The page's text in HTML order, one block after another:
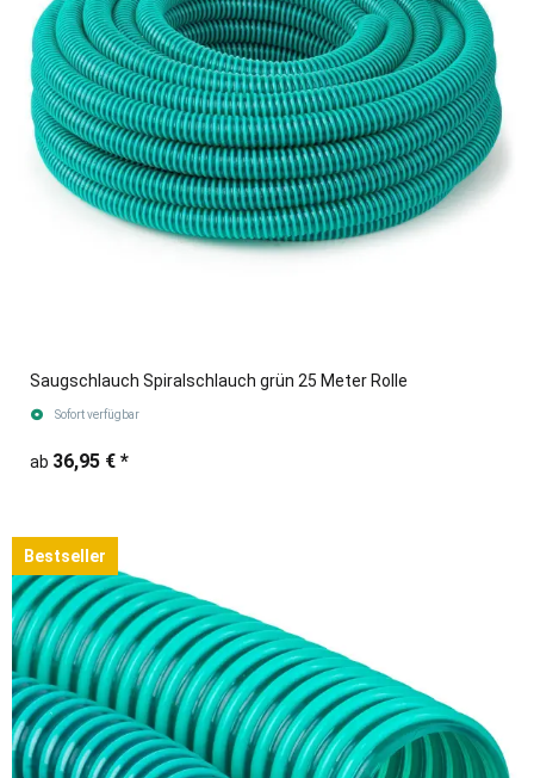
Saugschlauch Spiralschlauch grün 25 Meter Rolle
Sofort verfügbar
ab 36,95 € *
Bestseller